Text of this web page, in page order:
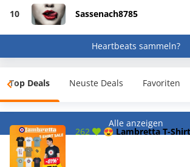
10 Sassenach8785
Heartbeats sammeln?
Top Deals Neuste Deals Favoriten
Alle anzeigen
262 😍 Lambretta T-